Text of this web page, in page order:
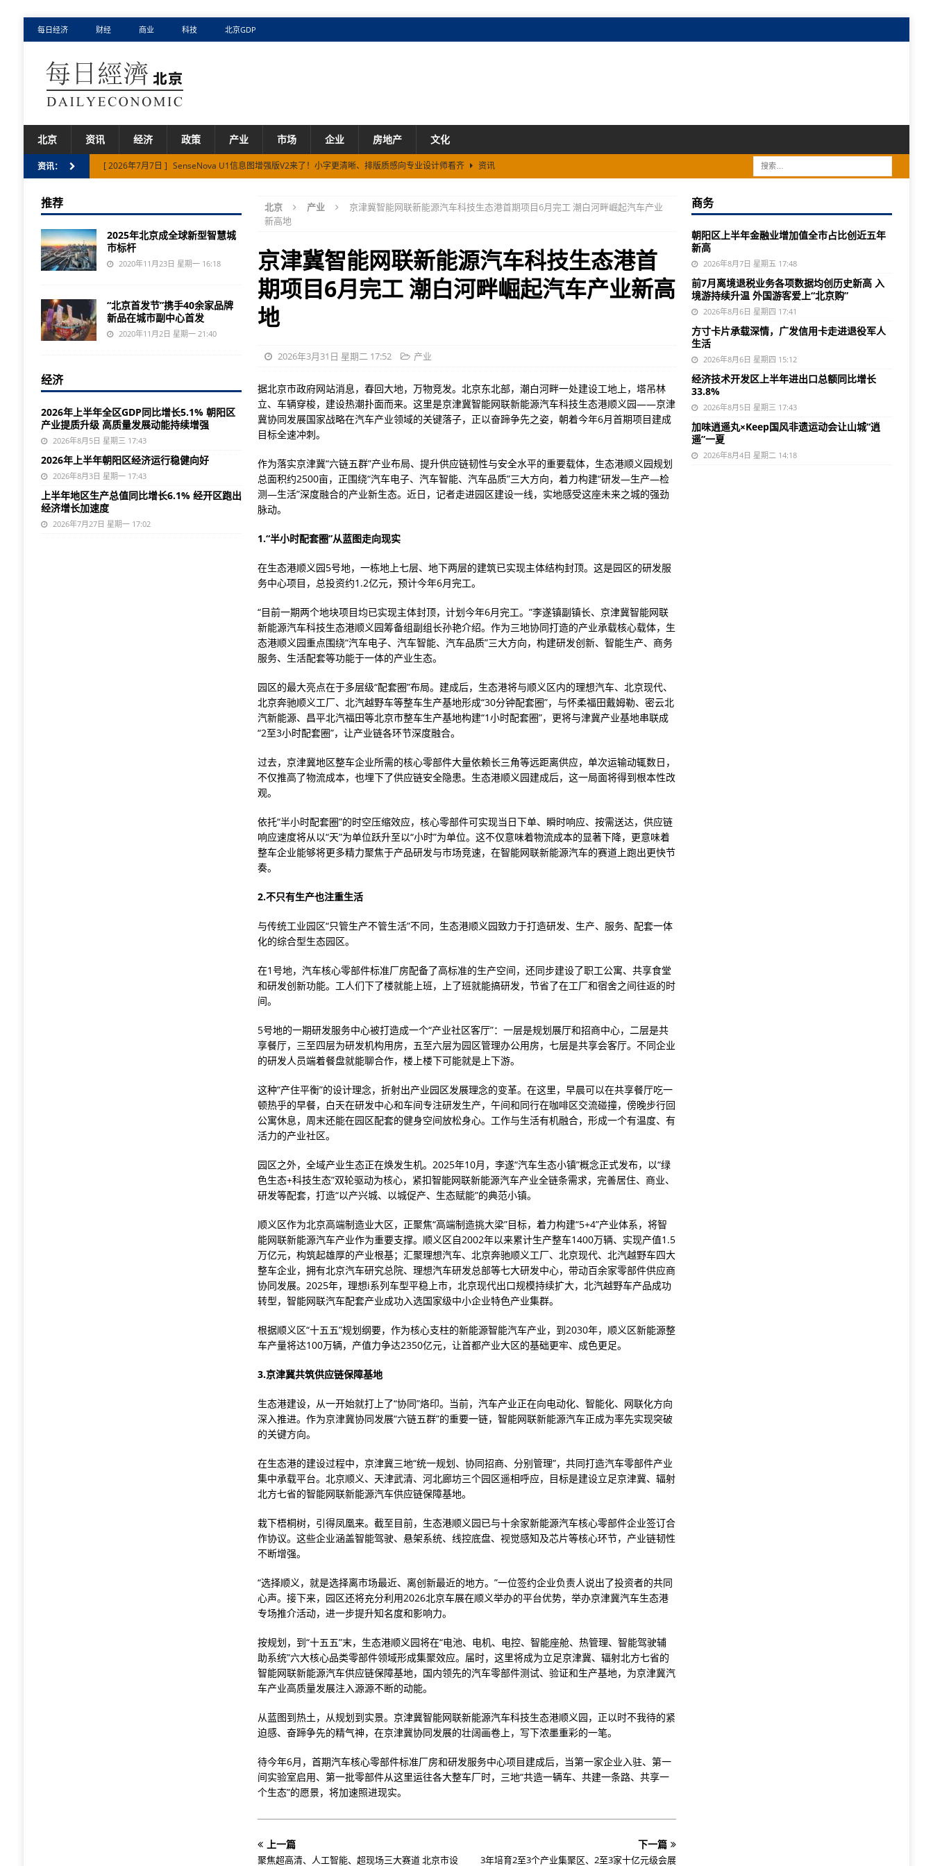
每日经济 财经 商业 科技 北京GDP
北京 资讯 经济 政策 产业 市场 企业 房地产 文化
资讯： [ 2026年7月7日 ] SenseNova U1信息图增强版V2来了！小字更清晰、排版质感向专业设计师看齐
资讯
[ 2026年7月17日 ] Fullive.ai亮相2026世界人工智能大会 展示AI健康硬件Somni与“模型×本体”创新技术路径 资讯
北京 产业
京津冀智能网联新能源汽车科技生态港首期项目6月完工 潮白河畔崛起汽车产业
新高地
京津冀智能网联新能源汽车科技生态港首
期项目6月完工 潮白河畔崛起汽车产业新高
地
2026年3月31日 星期二 17:52 产业
据北京市政府网站消息，春回大地，万物竞发。北京东北部，潮白河畔一处建设工地上，塔吊林
立、车辆穿梭，建设热潮扑面而来。这里是京津冀智能网联新能源汽车科技生态港顺义园——京津
冀协同发展国家战略在汽车产业领域的关键落子，正以奋蹄争先之姿，朝着今年6月首期项目建成
目标全速冲刺。
作为落实京津冀“六链五群”产业布局、提升供应链韧性与安全水平的重要载体，生态港顺义园规划
总面积约2500亩，正围绕“汽车电子、汽车智能、汽车品质”三大方向，着力构建“研发—生产—检
测—生活”深度融合的产业新生态。近日，记者走进园区建设一线，实地感受这座未来之城的强劲
脉动。
1.“半小时配套圈”从蓝图走向现实
在生态港顺义园5号地，一栋地上七层、地下两层的建筑已实现主体结构封顶。这是园区的研发服
务中心项目，总投资约1.2亿元，预计今年6月完工。
“目前一期两个地块项目均已实现主体封顶，计划今年6月完工。”李遂镇副镇长、京津冀智能网联
新能源汽车科技生态港顺义园筹备组副组长孙艳介绍。作为三地协同打造的产业承载核心载体，生
态港顺义园重点围绕“汽车电子、汽车智能、汽车品质”三大方向，构建研发创新、智能生产、商务
服务、生活配套等功能于一体的产业生态。
园区的最大亮点在于多层级“配套圈”布局。建成后，生态港将与顺义区内的理想汽车、北京现代、
北京奔驰顺义工厂、北汽越野车等整车生产基地形成“30分钟配套圈”，与怀柔福田戴姆勒、密云北
汽新能源、昌平北汽福田等北京市整车生产基地构建“1小时配套圈”，更将与津冀产业基地串联成
“2至3小时配套圈”，让产业链各环节深度融合。
过去，京津冀地区整车企业所需的核心零部件大量依赖长三角等远距离供应，单次运输动辄数日，
不仅推高了物流成本，也埋下了供应链安全隐患。生态港顺义园建成后，这一局面将得到根本性改
观。
依托“半小时配套圈”的时空压缩效应，核心零部件可实现当日下单、瞬时响应、按需送达，供应链
响应速度将从以“天”为单位跃升至以“小时”为单位。这不仅意味着物流成本的显著下降，更意味着
整车企业能够将更多精力聚焦于产品研发与市场竞速，在智能网联新能源汽车的赛道上跑出更快节
奏。
2.不只有生产也注重生活
与传统工业园区“只管生产不管生活”不同，生态港顺义园致力于打造研发、生产、服务、配套一体
化的综合型生态园区。
在1号地，汽车核心零部件标准厂房配备了高标准的生产空间，还同步建设了职工公寓、共享食堂
和研发创新功能。工人们下了楼就能上班，上了班就能搞研发，节省了在工厂和宿舍之间往返的时
间。
5号地的一期研发服务中心被打造成一个“产业社区客厅”：一层是规划展厅和招商中心，二层是共
享餐厅，三至四层为研发机构用房，五至六层为园区管理办公用房，七层是共享会客厅。不同企业
的研发人员端着餐盘就能聊合作，楼上楼下可能就是上下游。
这种“产住平衡”的设计理念，折射出产业园区发展理念的变革。在这里，早晨可以在共享餐厅吃一
顿热乎的早餐，白天在研发中心和车间专注研发生产，午间和同行在咖啡区交流碰撞，傍晚步行回
公寓休息，周末还能在园区配套的健身空间放松身心。工作与生活有机融合，形成一个有温度、有
活力的产业社区。
园区之外，全域产业生态正在焕发生机。2025年10月，李遂“汽车生态小镇”概念正式发布，以“绿
色生态+科技生态”双轮驱动为核心，紧扣智能网联新能源汽车产业全链条需求，完善居住、商业、
研发等配套，打造“以产兴城、以城促产、生态赋能”的典范小镇。
顺义区作为北京高端制造业大区，正聚焦“高端制造挑大梁”目标，着力构建“5+4”产业体系，将智
能网联新能源汽车产业作为重要支撑。顺义区自2002年以来累计生产整车1400万辆、实现产值1.5
万亿元，构筑起雄厚的产业根基；汇聚理想汽车、北京奔驰顺义工厂、北京现代、北汽越野车四大
整车企业，拥有北京汽车研究总院、理想汽车研发总部等七大研发中心，带动百余家零部件供应商
协同发展。2025年，理想i系列车型平稳上市，北京现代出口规模持续扩大，北汽越野车产品成功
转型，智能网联汽车配套产业成功入选国家级中小企业特色产业集群。
根据顺义区“十五五”规划纲要，作为核心支柱的新能源智能汽车产业，到2030年，顺义区新能源整
车产量将达100万辆，产值力争达2350亿元，让首都产业大区的基础更牢、成色更足。
3.京津冀共筑供应链保障基地
生态港建设，从一开始就打上了“协同”烙印。当前，汽车产业正在向电动化、智能化、网联化方向
深入推进。作为京津冀协同发展“六链五群”的重要一链，智能网联新能源汽车正成为率先实现突破
的关键方向。
在生态港的建设过程中，京津冀三地“统一规划、协同招商、分别管理”，共同打造汽车零部件产业
集中承载平台。北京顺义、天津武清、河北廊坊三个园区遥相呼应，目标是建设立足京津冀、辐射
北方七省的智能网联新能源汽车供应链保障基地。
栽下梧桐树，引得凤凰来。截至目前，生态港顺义园已与十余家新能源汽车核心零部件企业签订合
作协议。这些企业涵盖智能驾驶、悬架系统、线控底盘、视觉感知及芯片等核心环节，产业链韧性
不断增强。
“选择顺义，就是选择离市场最近、离创新最近的地方。”一位签约企业负责人说出了投资者的共同
心声。接下来，园区还将充分利用2026北京车展在顺义举办的平台优势，举办京津冀汽车生态港
专场推介活动，进一步提升知名度和影响力。
按规划，到“十五五”末，生态港顺义园将在“电池、电机、电控、智能座舱、热管理、智能驾驶辅
助系统”六大核心品类零部件领域形成集聚效应。届时，这里将成为立足京津冀、辐射北方七省的
智能网联新能源汽车供应链保障基地，国内领先的汽车零部件测试、验证和生产基地，为京津冀汽
车产业高质量发展注入源源不断的动能。
从蓝图到热土，从规划到实景。京津冀智能网联新能源汽车科技生态港顺义园，正以时不我待的紧
迫感、奋蹄争先的精气神，在京津冀协同发展的壮阔画卷上，写下浓墨重彩的一笔。
待今年6月，首期汽车核心零部件标准厂房和研发服务中心项目建成后，当第一家企业入驻、第一
间实验室启用、第一批零部件从这里运往各大整车厂时，三地“共造一辆车、共建一条路、共享一
个生态”的愿景，将加速照进现实。
上一篇
聚焦超高清、人工智能、超现场三大赛道 北京市设
下一篇
3年培育2至3个产业集聚区、2至3家十亿元级会展
推荐
2025年北京成全球新型智慧城
市标杆
2020年11月23日 星期一 16:18
“北京首发节”携手40余家品牌
新品在城市副中心首发
2020年11月2日 星期一 21:40
经济
2026年上半年全区GDP同比增长5.1% 朝阳区
产业提质升级 高质量发展动能持续增强
2026年8月5日 星期三 17:43
2026年上半年朝阳区经济运行稳健向好
2026年8月3日 星期一 17:43
上半年地区生产总值同比增长6.1% 经开区跑出
经济增长加速度
2026年7月27日 星期一 17:02
商务
朝阳区上半年金融业增加值全市占比创近五年
新高
2026年8月7日 星期五 17:48
前7月离境退税业务各项数据均创历史新高 入
境游持续升温 外国游客爱上“北京购”
2026年8月6日 星期四 17:41
方寸卡片承载深情，广发信用卡走进退役军人
生活
2026年8月6日 星期四 15:12
经济技术开发区上半年进出口总额同比增长
33.8%
2026年8月5日 星期三 17:43
加味逍遥丸×Keep国风非遗运动会让山城“逍
遥”一夏
2026年8月4日 星期二 14:18